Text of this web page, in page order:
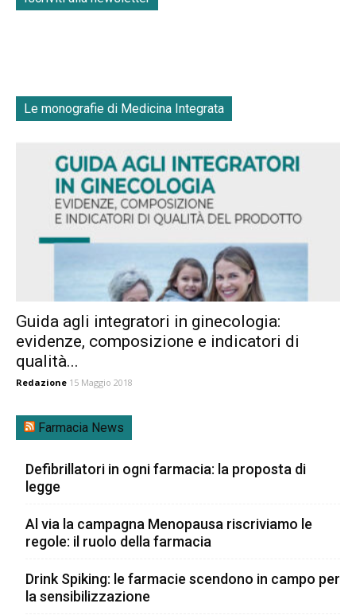
Le monografie di Medicina Integrata
Guida agli integratori in ginecologia:
evidenze, composizione e indicatori di
qualità...
Redazione 15 Maggio 2018
Farmacia News
Defibrillatori in ogni farmacia: la proposta di
legge
Al via la campagna Menopausa riscriviamo le
regole: il ruolo della farmacia
Drink Spiking: le farmacie scendono in campo per
la sensibilizzazione